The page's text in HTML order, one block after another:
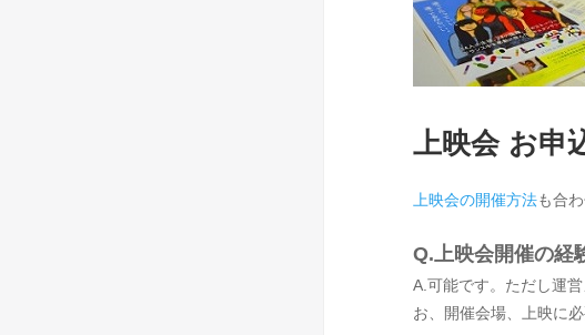
上映会 お申
上映会の開催方法も合
Q.上映会開催の経
A.可能です。ただし運
お、開催会場、上映に